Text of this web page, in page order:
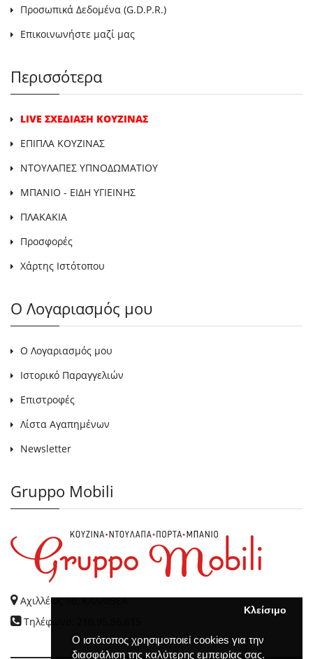
Ο ιστότοπος χρησιμοποιεί cookies για την
διασφάλιση της καλύτερης εμπειρίας σας.
Κλείσιμο
Προσωπικά Δεδομένα (G.D.P.R.)
Επικοινωνήστε μαζί μας
Περισσότερα
LIVE ΣΧΕΔΙΑΣΗ ΚΟΥΖΙΝΑΣ
ΕΠΙΠΛΑ ΚΟΥΖΙΝΑΣ
ΝΤΟΥΛΑΠΕΣ ΥΠΝΟΔΩΜΑΤΙΟΥ
ΜΠΑΝΙΟ - ΕΙΔΗ ΥΓΙΕΙΝΗΣ
ΠΛΑΚΑΚΙΑ
Προσφορές
Χάρτης Ιστότοπου
Ο Λογαριασμός μου
Ο Λογαριασμός μου
Ιστορικό Παραγγελιών
Επιστροφές
Λίστα Αγαπημένων
Newsletter
Gruppo Mobili
Αχιλλέως 90, ΚΑΛΛΙΘΕΑ
Τηλέφωνο: 210.95.86.615